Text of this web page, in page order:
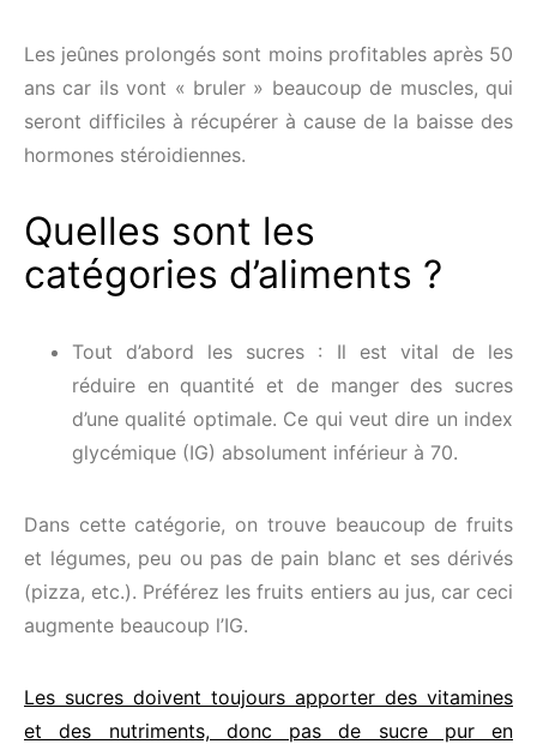
Les jeûnes prolongés sont moins profitables après 50
ans car ils vont « bruler » beaucoup de muscles, qui
seront difficiles à récupérer à cause de la baisse des
hormones stéroidiennes.
Quelles sont les
catégories d’aliments ?
Tout d’abord les sucres : Il est vital de les
réduire en quantité et de manger des sucres
d’une qualité optimale. Ce qui veut dire un index
glycémique (IG) absolument inférieur à 70.
Dans cette catégorie, on trouve beaucoup de fruits
et légumes, peu ou pas de pain blanc et ses dérivés
(pizza, etc.). Préférez les fruits entiers au jus, car ceci
augmente beaucoup l’IG.
Les sucres doivent toujours apporter des vitamines
et des nutriments, donc pas de sucre pur en